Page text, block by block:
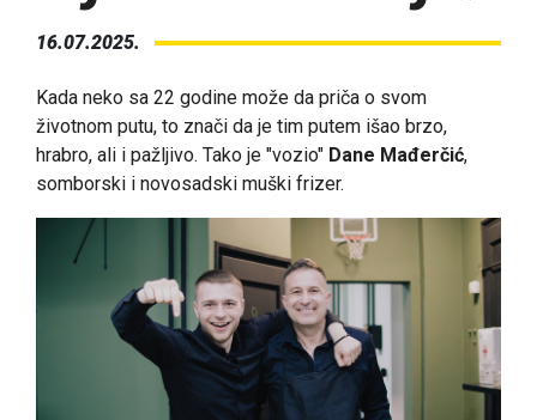
16.07.2025.
Kada neko sa 22 godine može da priča o svom
životnom putu, to znači da je tim putem išao brzo,
hrabro, ali i pažljivo. Tako je "vozio" Dane Mađerčić,
somborski i novosadski muški frizer.